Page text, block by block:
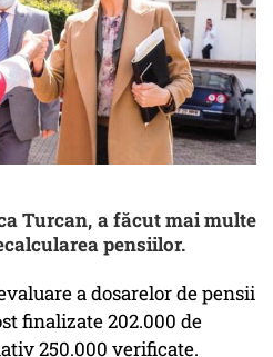
Turcan, a făcut mai multe
pensiilor.
a dosarelor de pensii
finalizate 202.000 de
250.000 verificate.